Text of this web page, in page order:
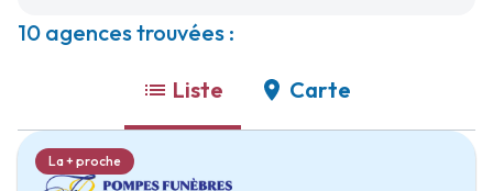
10 agences trouvées :
Liste Carte
La + proche